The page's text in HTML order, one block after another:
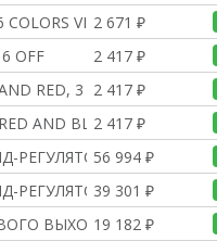
COLORS VIO.,R2 671 ₽
OFF 2 417 ₽
RED, 3 EACH
2 417 ₽
AND BLACK,2 417 ₽
РЕГУЛЯТОР. SIPA
56 994 ₽
РЕГУЛЯТОР. SIPA
39 301 ₽
ВЫХОДА Y-HOL
19 182 ₽